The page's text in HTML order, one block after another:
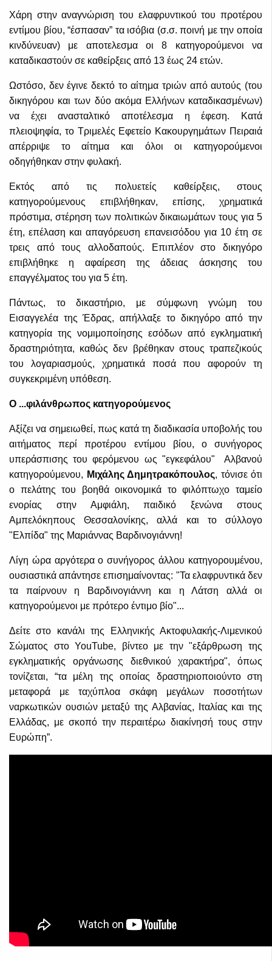
Χάρη στην αναγνώριση του ελαφρυντικού του προτέρου
εντίμου βίου, “έσπασαν” τα ισόβια (σ.σ. ποινή με την οποία
κινδύνευαν) με αποτελεσμα οι 8 κατηγορούμενοι να
καταδικαστούν σε καθείρξεις από 13 έως 24 ετών.
Ωστόσο, δεν έγινε δεκτό το αίτημα τριών από αυτούς (του
δικηγόρου και των δύο ακόμα Ελλήνων καταδικασμένων)
να έχει ανασταλτικό αποτέλεσμα η έφεση. Κατά
πλειοψηφία, το Τριμελές Εφετείο Κακουργημάτων Πειραιά
απέρριψε το αίτημα και όλοι οι κατηγορούμενοι
οδηγήθηκαν στην φυλακή.
Εκτός από τις πολυετείς καθείρξεις, στους
κατηγορούμενους επιβλήθηκαν, επίσης, χρηματικά
πρόστιμα, στέρηση των πολιτικών δικαιωμάτων τους για 5
έτη, επέλαση και απαγόρευση επανεισόδου για 10 έτη σε
τρεις από τους αλλοδαπούς. Επιπλέον στο δικηγόρο
επιβλήθηκε η αφαίρεση της άδειας άσκησης του
επαγγέλματος του για 5 έτη.
Πάντως, το δικαστήριο, με σύμφωνη γνώμη του
Εισαγγελέα της Έδρας, απήλλαξε το δικηγόρο από την
κατηγορία της νομιμοποίησης εσόδων από εγκληματική
δραστηριότητα, καθώς δεν βρέθηκαν στους τραπεζικούς
του λογαριασμούς, χρηματικά ποσά που αφορούν τη
συγκεκριμένη υπόθεση.
Ο ...φιλάνθρωπος κατηγορούμενος
Αξίζει να σημειωθεί, πως κατά τη διαδικασία υποβολής του
αιτήματος περί προτέρου εντίμου βίου, ο συνήγορος
υπεράσπισης του φερόμενου ως "εγκεφάλου" Αλβανού
κατηγορούμενου, Μιχάλης Δημητρακόπουλος, τόνισε ότι
ο πελάτης του βοηθά οικονομικά το φιλόπτωχο ταμείο
ενορίας στην Αμφιάλη, παιδικό ξενώνα στους
Αμπελόκηπους Θεσσαλονίκης, αλλά και το σύλλογο
"Ελπίδα" της Μαριάννας Βαρδινογιάννη!
Λίγη ώρα αργότερα ο συνήγορος άλλου κατηγορουμένου,
ουσιαστικά απάντησε επισημαίνοντας: "Τα ελαφρυντικά δεν
τα παίρνουν η Βαρδινογιάννη και η Λάτση αλλά οι
κατηγορούμενοι με πρότερο έντιμο βίο"...
Δείτε στο κανάλι της Ελληνικής Ακτοφυλακής-Λιμενικού
Σώματος στο YouTube, βίντεο με την "εξάρθρωση της
εγκληματικής οργάνωσης διεθνικού χαρακτήρα", όπως
τονίζεται, “τα μέλη της οποίας δραστηριοποιούντο στη
μεταφορά με ταχύπλοα σκάφη μεγάλων ποσοτήτων
ναρκωτικών ουσιών μεταξύ της Αλβανίας, Ιταλίας και της
Ελλάδας, με σκοπό την περαιτέρω διακίνησή τους στην
Ευρώπη”.